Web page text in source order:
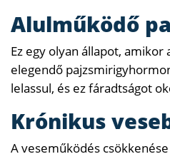
Alulműködő
Ez egy olyan állapot,
elegendő
lelassul, és ez fáradtságot
Krónikus
A veseműködés